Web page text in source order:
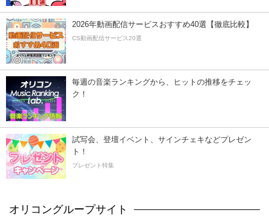
2026年動画配信サービスおすすめ40選【徹底比較】
CS動画配信サービス20選
毎週の音楽ランキングから、ヒットの推移をチェッ
ク！
試写会、登壇イベント、サインチェキなどプレゼン
ト！
プレゼント特集
オリコングループサイト